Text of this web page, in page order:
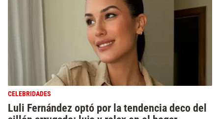
CELEBRIDADES
Luli Fernández optó por la tendencia deco del